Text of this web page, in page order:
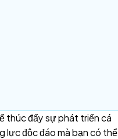
thúc đẩy sự phát triển cá
lực độc đáo mà bạn có thể